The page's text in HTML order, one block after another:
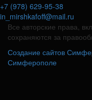
+7 (978) 629-95-38
in_mirshkafoff@mail.ru
Все авторские права,
сохраняются за
Создание сайтов
Симферополе